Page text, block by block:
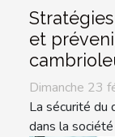
et
Dimanche 23
La sécurité du
dans la